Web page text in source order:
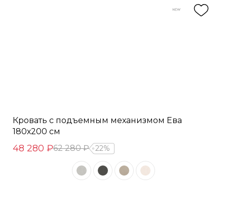
Кровать с подъемным механизмом Ева
180х200 см
48 280 ₽62 280 ₽ 22%